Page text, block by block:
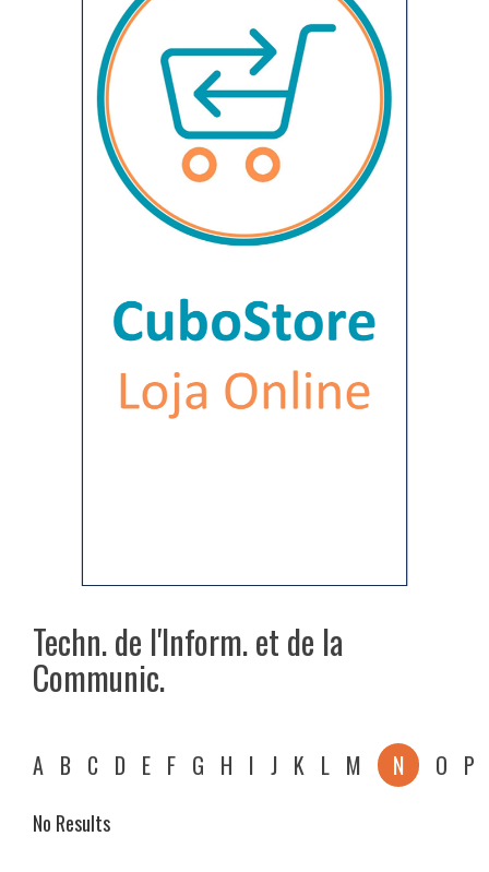
Techn. de l'Inform. et de la
Communic.
A B C D E F G H I J K L M N O P
No Results